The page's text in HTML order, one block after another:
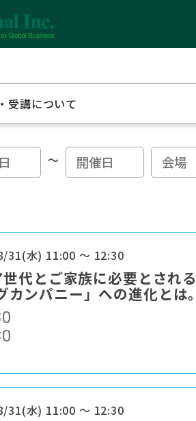
受講について
～
31(水) 11:00 ～ 12:30
世代とご家族に必要とされ
カンパニー」への進化とは。
0
0
31(水) 11:00 ～ 12:30